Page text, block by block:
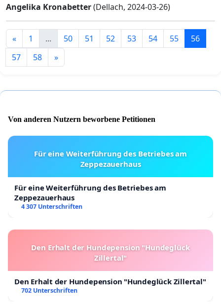
Angelika Kronabetter(Dellach, 2024-03-26)
« 1 ... 50 51 52 53 54 55
56
57
58 »
Von anderen Nutzern beworbene Petitionen
Für eine Weiterführung des Betriebes am
Zeppezauerhaus
Für eine Weiterführung des Betriebes am
Zeppezauerhaus
4 307 Unterschriften
Den Erhalt der Hundepension "Hundeglück
Zillertal"
Den Erhalt der Hundepension "Hundeglück Zillertal"
702 Unterschriften